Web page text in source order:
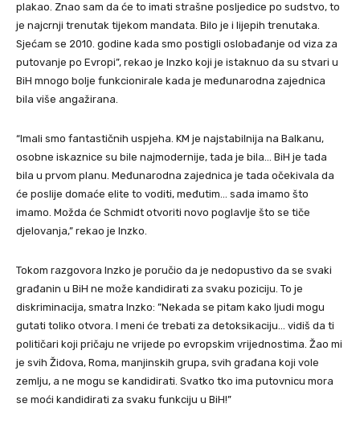
plakao. Znao sam da će to imati strašne posljedice po sudstvo, to
je najcrnji trenutak tijekom mandata. Bilo je i lijepih trenutaka.
Sjećam se 2010. godine kada smo postigli oslobađanje od viza za
putovanje po Evropi”, rekao je Inzko koji je istaknuo da su stvari u
BiH mnogo bolje funkcionirale kada je međunarodna zajednica
bila više angažirana.
“Imali smo fantastičnih uspjeha. KM je najstabilnija na Balkanu,
osobne iskaznice su bile najmodernije, tada je bila… BiH je tada
bila u prvom planu. Međunarodna zajednica je tada očekivala da
će poslije domaće elite to voditi, međutim… sada imamo što
imamo. Možda će Schmidt otvoriti novo poglavlje što se tiče
djelovanja,” rekao je Inzko.
Tokom razgovora Inzko je poručio da je nedopustivo da se svaki
građanin u BiH ne može kandidirati za svaku poziciju. To je
diskriminacija, smatra Inzko: ”Nekada se pitam kako ljudi mogu
gutati toliko otvora. I meni će trebati za detoksikaciju… vidiš da ti
političari koji pričaju ne vrijede po evropskim vrijednostima. Žao mi
je svih Židova, Roma, manjinskih grupa, svih građana koji vole
zemlju, a ne mogu se kandidirati. Svatko tko ima putovnicu mora
se moći kandidirati za svaku funkciju u BiH!”